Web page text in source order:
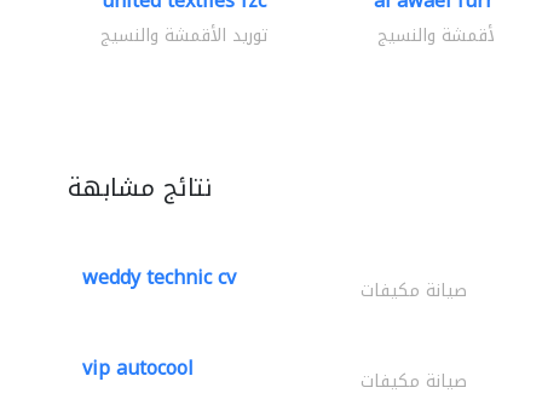
توريد الأقمشة والنسيج الأقمشة والنسيج
نتائج مشابهة
weddy technic cv صيانة مكيفات
vip autocool صيانة مكيفات